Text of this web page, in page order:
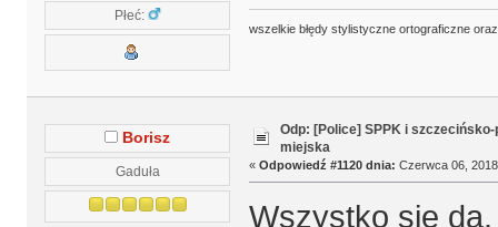
Płeć:
wszelkie błędy stylistyczne ortograficzne
Borisz
Gaduła
Odp: [Police] SPPK i
miejska
« Odpowiedź #1120 dnia: Czerwca 06,
Wszystko się